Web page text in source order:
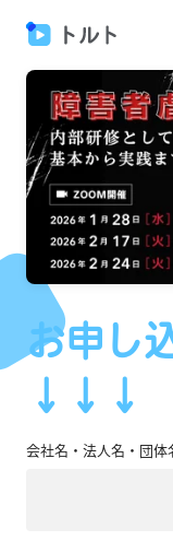
お申し
↓↓↓
会社名・法人名・団体